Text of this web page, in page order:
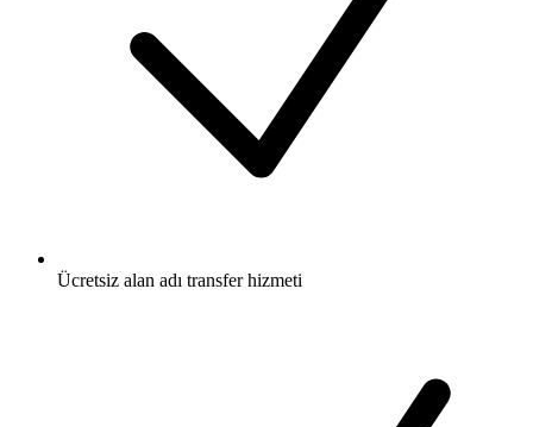
Ücretsiz alan adı transfer hizmeti